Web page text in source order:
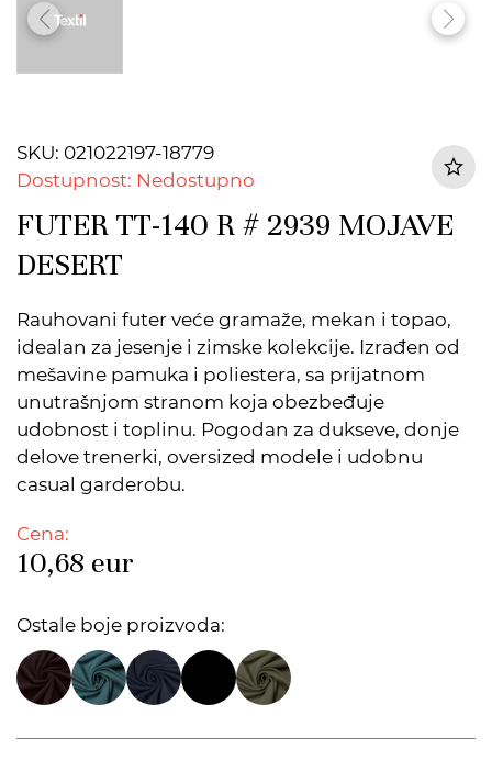
SKU: 021022197-18779
Dostupnost: Nedostupno
FUTER TT-140 R # 2939 MOJAVE
DESERT
Rauhovani futer veće gramaže, mekan i topao,
idealan za jesenje i zimske kolekcije. Izrađen od
mešavine pamuka i poliestera, sa prijatnom
unutrašnjom stranom koja obezbeđuje
udobnost i toplinu. Pogodan za dukseve, donje
delove trenerki, oversized modele i udobnu
casual garderobu.
Cena:
10,68 eur
Ostale boje proizvoda: